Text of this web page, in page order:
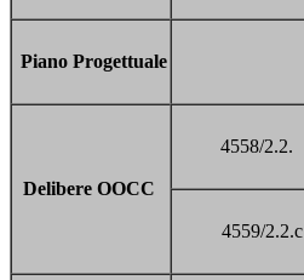
Piano Progettuale
Delibere OOCC
4558/2.2.
4559/2.2.c